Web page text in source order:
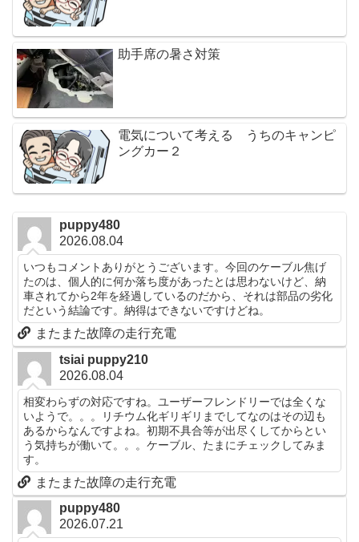
助手席の暑さ対策
電気について考える うちのキャンピ
ングカー２
puppy480
2026.08.04
いつもコメントありがとうございます。今回のケーブル焦げ
たのは、個人的に何か落ち度があったとは思わないけど、納
車されてから2年を経過しているのだから、それは部品の劣化
だという結論です。納得はできないですけどね。
またまた故障の走行充電
tsiai puppy210
2026.08.04
相変わらずの対応ですね。ユーザーフレンドリーでは全くな
いようで。。。リチウム化ギリギリまでしてなのはその辺も
あるからなんですよね。初期不具合等が出尽くしてからとい
う気持ちが働いて。。。ケーブル、たまにチェックしてみま
す。
またまた故障の走行充電
puppy480
2026.07.21